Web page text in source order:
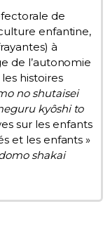
de
enfantine,
à
de l’autonomie
histoires
no shutaisei
kyôshi to
sur les enfants
et les enfants »
shakai